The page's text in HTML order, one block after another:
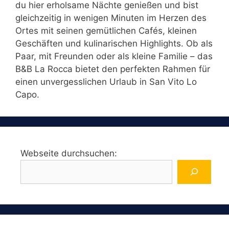
du hier erholsame Nächte genießen und bist
gleichzeitig in wenigen Minuten im Herzen des
Ortes mit seinen gemütlichen Cafés, kleinen
Geschäften und kulinarischen Highlights. Ob als
Paar, mit Freunden oder als kleine Familie – das
B&B La Rocca bietet den perfekten Rahmen für
einen unvergesslichen Urlaub in San Vito Lo
Capo.
Webseite durchsuchen: